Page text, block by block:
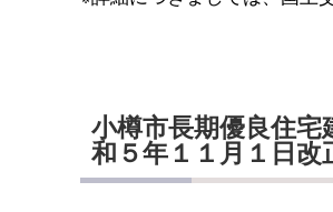
小樽市長期優良住
和５年１１月１日改